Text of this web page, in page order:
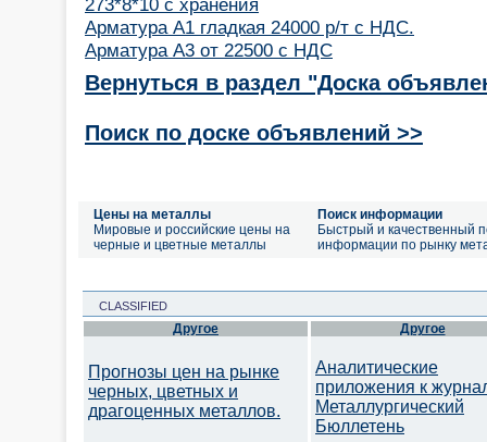
Арматура А1 гладкая 24000 р/т с НДС.
Арматура А3 от 22500 с НДС
Вернуться в раздел "Доска
Поиск по доске объявлений >>
Цены на металлы
Мировые и российские цены на
черные и цветные металлы
Поиск информации
Быстрый и качественный
информации по рынку
CLASSIFIED
Другое
Прогнозы цен на рынке
черных, цветных и
драгоценных металлов.
Другое
Аналитические
приложения к
Металлургический
Бюллетень